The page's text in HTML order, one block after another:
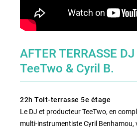
AFTER TERRASSE
TeeTwo & Cyril B.
22h Toit-terrasse 5e étage
Le DJ et producteur TeeTwo, en
multi-instrumentiste Cyril Benhamou,